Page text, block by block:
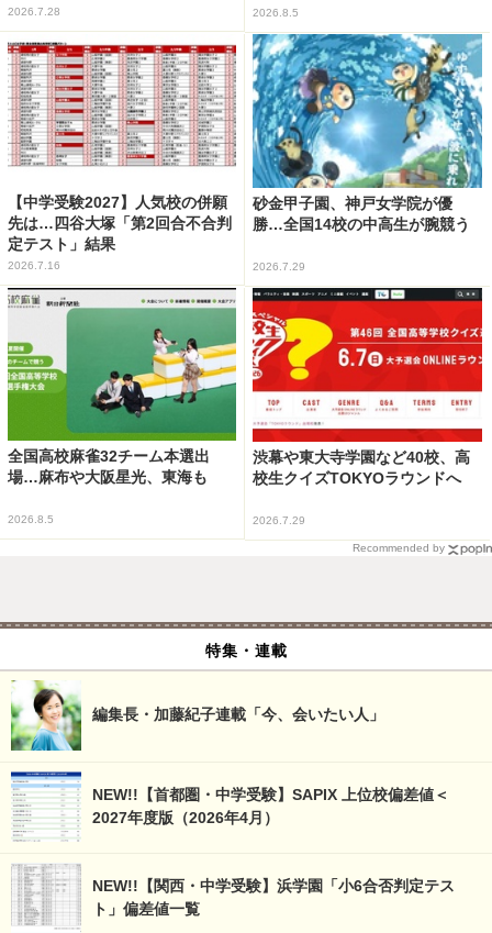
2026.7.28 2026.8.5
【中学受験2027】人気校の併願
先は…四谷大塚「第2回合不合判
定テスト」結果
2026.7.16
砂金甲子園、神戸女学院が優
勝…全国14校の中高生が腕競う
2026.7.29
全国高校麻雀32チーム本選出
場…麻布や大阪星光、東海も
2026.8.5
渋幕や東大寺学園など40校、高
校生クイズTOKYOラウンドへ
2026.7.29
Recommended by
特集・連載
編集長・加藤紀子連載「今、会いたい人」
NEW!!【首都圏・中学受験】SAPIX 上位校偏差値＜
2027年度版（2026年4月）
NEW!!【関西・中学受験】浜学園「小6合否判定テス
ト」偏差値一覧